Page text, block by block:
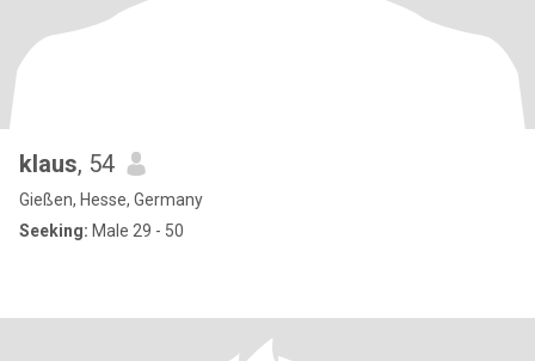
klaus, 54
Gießen, Hesse, Germany
Seeking: Male 29 - 50